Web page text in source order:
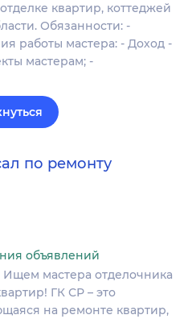
квартир, коттеджей
Обязанности: -
работы мастера: - Доход -
мастерам; -
по ремонту
объявлений
мастера отделочника
ГК СР – это
на ремонте квартир,